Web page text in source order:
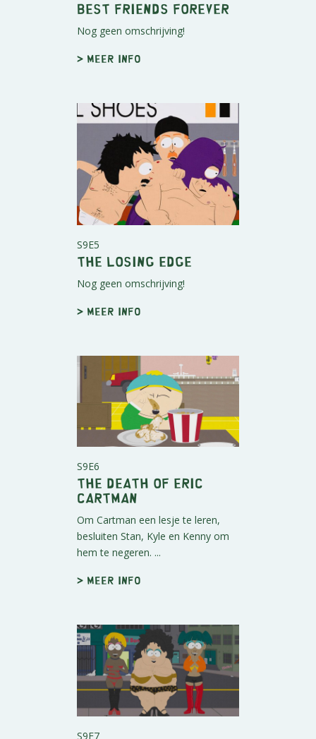
Best Friends Forever
Nog geen omschrijving!
> Meer info
S9E5
The Losing Edge
Nog geen omschrijving!
> Meer info
S9E6
The Death of Eric
Cartman
Om Cartman een lesje te leren,
besluiten Stan, Kyle en Kenny om
hem te negeren. ...
> Meer info
S9E7